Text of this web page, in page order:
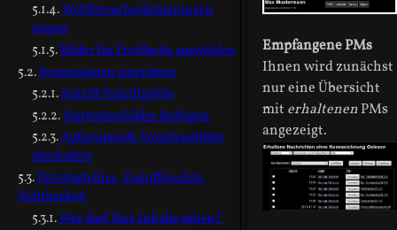
Wettbewerbsplatzierungen
zeigen
Bilder für Profilseite auswählen
Forumsseiten einrichten
Schrift/Schriftgröße
Startseitenbilder festlegen
Aufpoppende Vorschaubilder
abschalten
Privatsphähre, Zugriffsrechte,
Sichtbarkeit
Wer darf Ihre Inhalte sehen?
Empfangene PMs
Ihnen wird zunächst
nur eine Übersicht
mit erhaltenenPMs
angezeigt.